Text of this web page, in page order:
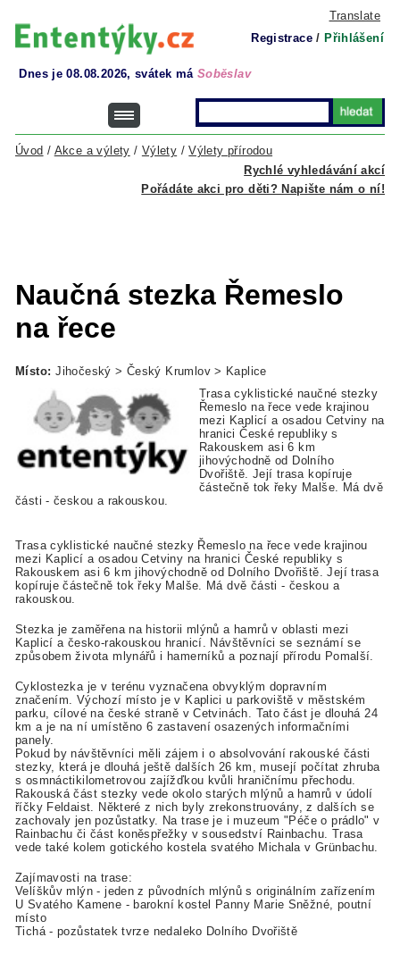
Translate
Registrace / Přihlášení
Dnes je 08.08.2026, svátek má Soběslav
Rychlé vyhledávání akcí
Úvod / Akce a výlety / Výlety /Výlety přírodou
Pořádáte akci pro děti? Napište nám o ní!
Naučná stezka Řemeslo
na řece
Místo: Jihočeský > Český Krumlov > Kaplice
Trasa cyklistické naučné stezky
Řemeslo na řece vede krajinou
mezi Kaplicí a osadou Cetviny na
hranici České republiky s
Rakouskem asi 6 km
jihovýchodně od Dolního
Dvořiště. Její trasa kopíruje
částečně tok řeky Malše. Má dvě
části - českou a rakouskou.
Trasa cyklistické naučné stezky Řemeslo na řece vede krajinou
mezi Kaplicí a osadou Cetviny na hranici České republiky s
Rakouskem asi 6 km jihovýchodně od Dolního Dvořiště. Její trasa
kopíruje částečně tok řeky Malše. Má dvě části - českou a
rakouskou.
Stezka je zaměřena na historii mlýnů a hamrů v oblasti mezi
Kaplicí a česko-rakouskou hranicí. Návštěvníci se seznámí se
způsobem života mlynářů i hamerníků a poznají přírodu Pomalší.
Cyklostezka je v terénu vyznačena obvyklým dopravním
značením. Výchozí místo je v Kaplici u parkoviště v městském
parku, cílové na české straně v Cetvinách. Tato část je dlouhá 24
km a je na ní umístěno 6 zastavení osazených informačními
panely.
Pokud by návštěvníci měli zájem i o absolvování rakouské části
stezky, která je dlouhá ještě dalších 26 km, musejí počítat zhruba
s osmnáctikilometrovou zajížďkou kvůli hraničnímu přechodu.
Rakouská část stezky vede okolo starých mlýnů a hamrů v údolí
říčky Feldaist. Některé z nich byly zrekonstruovány, z dalších se
zachovaly jen pozůstatky. Na trase je i muzeum "Péče o prádlo" v
Rainbachu či část koněspřežky v sousedství Rainbachu. Trasa
vede také kolem gotického kostela svatého Michala v Grünbachu.
Zajímavosti na trase:
Velíškův mlýn - jeden z původních mlýnů s originálním zařízením
U Svatého Kamene - barokní kostel Panny Marie Sněžné, poutní
místo
Tichá - pozůstatek tvrze nedaleko Dolního Dvořiště